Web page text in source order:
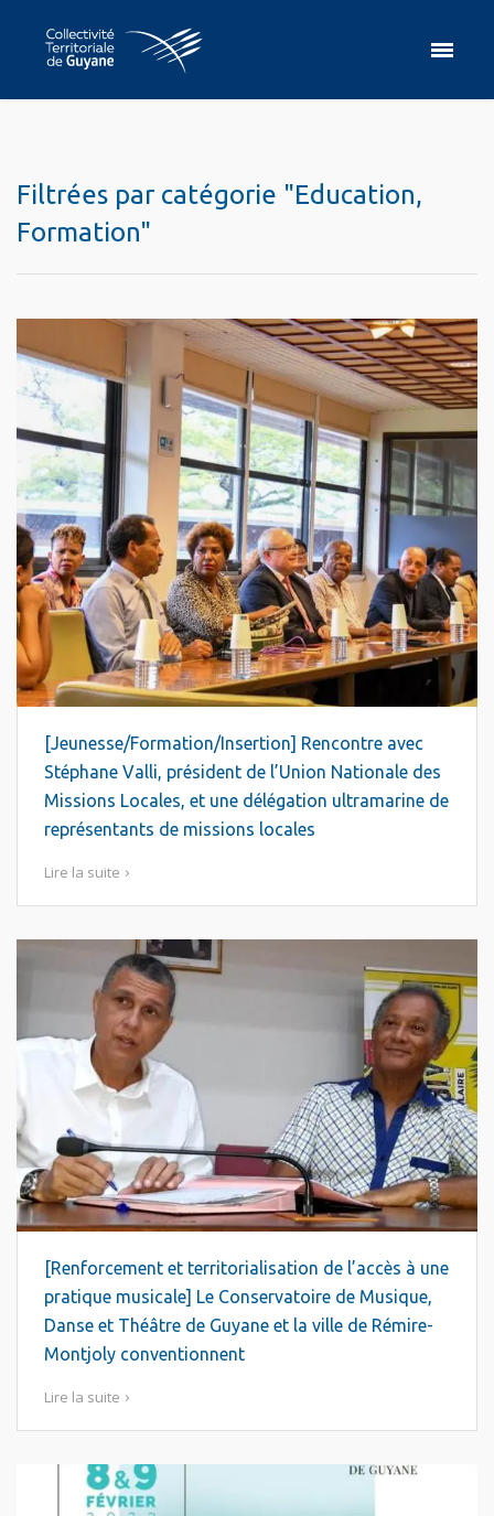
Filtrées par catégorie "Education,
Formation"
[Jeunesse/Formation/Insertion] Rencontre avec
Stéphane Valli, président de l’Union Nationale des
Missions Locales, et une délégation ultramarine de
représentants de missions locales
Lire la suite
[Renforcement et territorialisation de l’accès à une
pratique musicale] Le Conservatoire de Musique,
Danse et Théâtre de Guyane et la ville de Rémire-
Montjoly conventionnent
Lire la suite